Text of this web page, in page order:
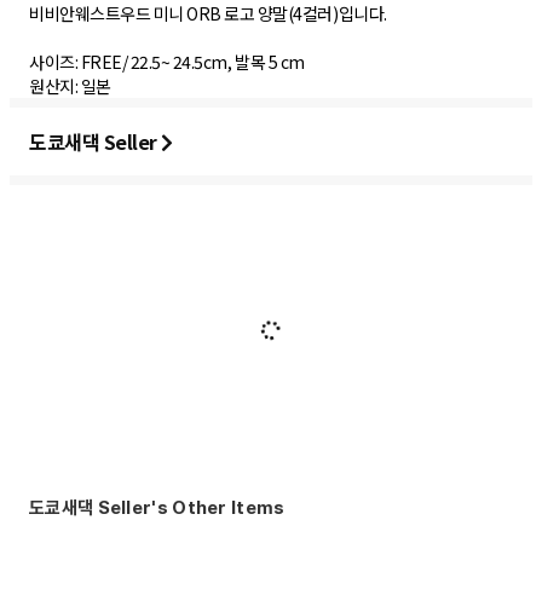
비비안웨스트우드 미니 ORB 로고 양말(4컬러)입니다.
사이즈: FREE/ 22.5~ 24.5cm, 발목 5 cm
원산지: 일본
도쿄새댁 Seller
도쿄새댁 Seller's Other Items